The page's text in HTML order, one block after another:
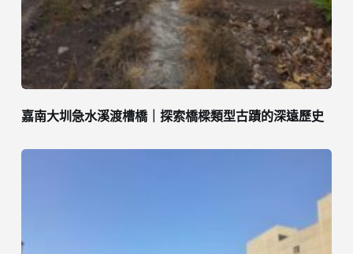
嘉南大圳急水溪渡槽橋｜探索橋樑類型古蹟的深遠歷史